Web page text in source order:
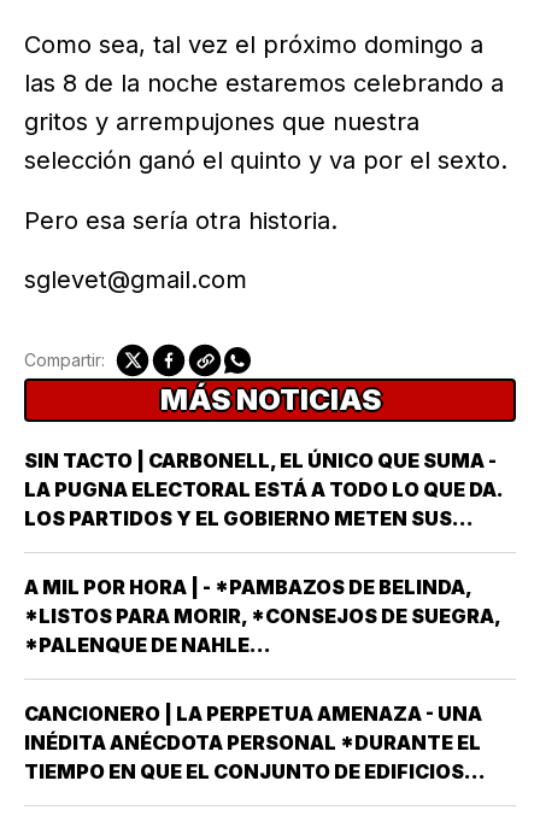
Como sea, tal vez el próximo domingo a
las 8 de la noche estaremos celebrando a
gritos y arrempujones que nuestra
selección ganó el quinto y va por el sexto.
Pero esa sería otra historia.
sglevet@gmail.com
Compartir:
MÁS NOTICIAS
SIN TACTO | CARBONELL, EL ÚNICO QUE SUMA -
LA PUGNA ELECTORAL ESTÁ A TODO LO QUE DA.
LOS PARTIDOS Y EL GOBIERNO METEN SUS
ARMAS MÁS AFILADAS CON LA VISTA PUESTA EN
LA JORNADA DEL DOMINGO 6 DE JUNIO DEL AÑO
ENTRANTE *EL PROCESO ELECTORAL PARA
ELEGIR…
A MIL POR HORA | - *PAMBAZOS DE BELINDA,
*LISTOS PARA MORIR, *CONSEJOS DE SUEGRA,
*PALENQUE DE NAHLE...
CANCIONERO | LA PERPETUA AMENAZA - UNA
INÉDITA ANÉCDOTA PERSONAL *DURANTE EL
TIEMPO EN QUE EL CONJUNTO DE EDIFICIOS
LLAMADO LOS PINOS FUE RESIDENCIA OFICIAL